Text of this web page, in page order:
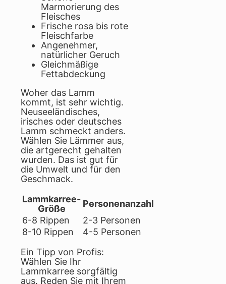
Marmorierung des
Fleisches
Frische rosa bis rote
Fleischfarbe
Angenehmer,
natürlicher Geruch
Gleichmäßige
Fettabdeckung
Woher das Lamm
kommt, ist sehr wichtig.
Neuseeländisches,
irisches oder deutsches
Lamm schmeckt anders.
Wählen Sie Lämmer aus,
die artgerecht gehalten
wurden. Das ist gut für
die Umwelt und für den
Geschmack.
Lammkarree-
Größe
Personenanzahl
6-8 Rippen
2-3 Personen
8-10 Rippen
4-5 Personen
Ein Tipp von Profis:
Wählen Sie Ihr
Lammkarree sorgfältig
aus. Reden Sie mit Ihrem